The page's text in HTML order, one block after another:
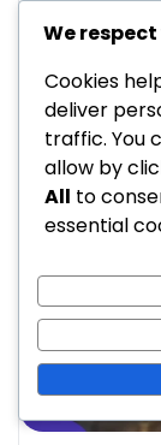
We
Cookies
deliver
traffic. You
allow by
All to
essential